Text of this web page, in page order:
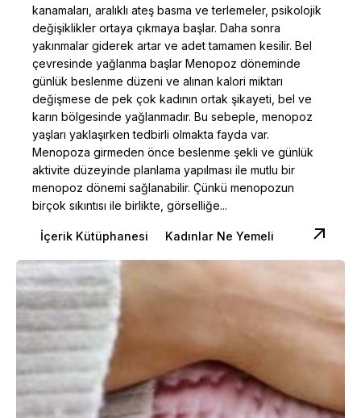
kanamaları, aralıklı ateş basma ve terlemeler, psikolojik
değişiklikler ortaya çıkmaya başlar. Daha sonra
yakınmalar giderek artar ve adet tamamen kesilir. Bel
çevresinde yağlanma başlar Menopoz döneminde
günlük beslenme düzeni ve alınan kalori miktarı
değişmese de pek çok kadının ortak şikayeti, bel ve
karın bölgesinde yağlanmadır. Bu sebeple, menopoz
yaşları yaklaşırken tedbirli olmakta fayda var.
Menopoza girmeden önce beslenme şekli ve günlük
aktivite düzeyinde planlama yapılması ile mutlu bir
menopoz dönemi sağlanabilir. Çünkü menopozun
birçok sıkıntısı ile birlikte, görselliğe...
İçerik Kütüphanesi Kadınlar Ne Yemeli
Posted by
Dilara Koçak